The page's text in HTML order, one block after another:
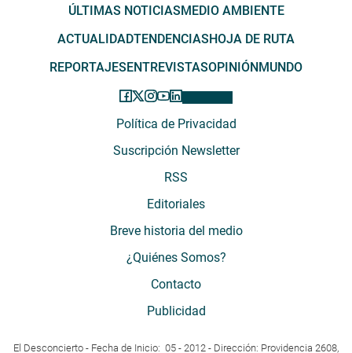
ÚLTIMAS NOTICIASMEDIO AMBIENTE
ACTUALIDADTENDENCIASHOJA DE RUTA
REPORTAJESENTREVISTASOPINIÓNMUNDO
Política de Privacidad
Suscripción Newsletter
RSS
Editoriales
Breve historia del medio
¿Quiénes Somos?
Contacto
Publicidad
El Desconcierto - Fecha de Inicio: 05 - 2012 - Dirección: Providencia 2608,